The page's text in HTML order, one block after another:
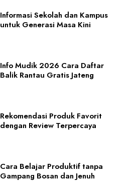
Informasi Sekolah dan Kampus
untuk Generasi Masa Kini
Info Mudik 2026 Cara Daftar
Balik Rantau Gratis Jateng
Rekomendasi Produk Favorit
dengan Review Terpercaya
Cara Belajar Produktif tanpa
Gampang Bosan dan Jenuh